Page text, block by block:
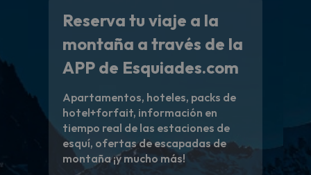
Reserva tu viaje a la
montaña a través de la
APP de Esquiades.com
Apartamentos, hoteles, packs de
hotel+forfait, información en
tiempo real de las estaciones de
esquí, ofertas de escapadas de
montaña ¡y mucho más!